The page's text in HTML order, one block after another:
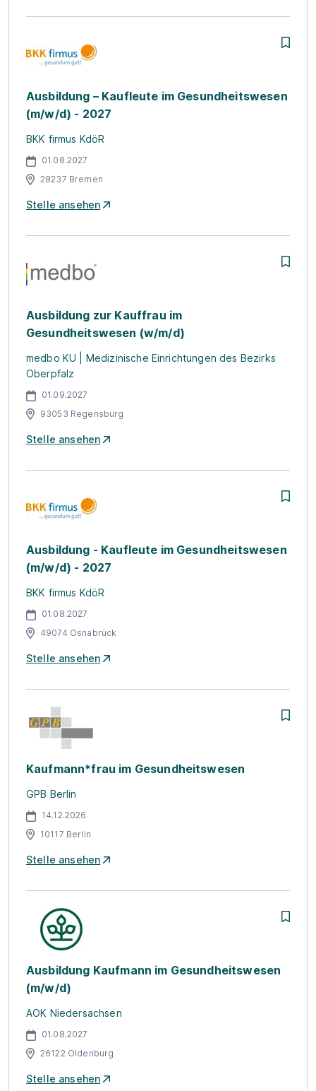
Ausbildung – Kaufleute im Gesundheitswesen
(m/w/d) - 2027
BKK firmus KdöR
01.08.2027
28237 Bremen
Stelle ansehen
Ausbildung zur Kauffrau im
Gesundheitswesen (w/m/d)
medbo KU | Medizinische Einrichtungen des Bezirks
Oberpfalz
01.09.2027
93053 Regensburg
Stelle ansehen
Ausbildung - Kaufleute im Gesundheitswesen
(m/w/d) - 2027
BKK firmus KdöR
01.08.2027
49074 Osnabrück
Stelle ansehen
Kaufmann*frau im Gesundheitswesen
GPB Berlin
14.12.2026
10117 Berlin
Stelle ansehen
Ausbildung Kaufmann im Gesundheitswesen
(m/w/d)
AOK Niedersachsen
01.08.2027
26122 Oldenburg
Stelle ansehen